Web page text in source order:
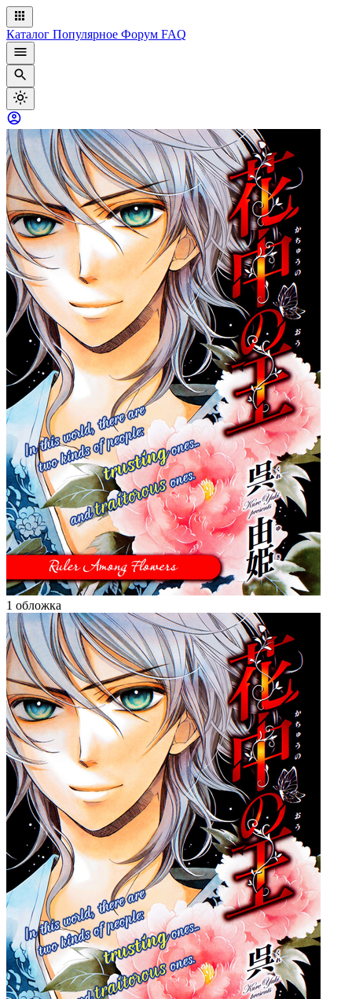
Каталог Популярное Форум FAQ
1 обложка